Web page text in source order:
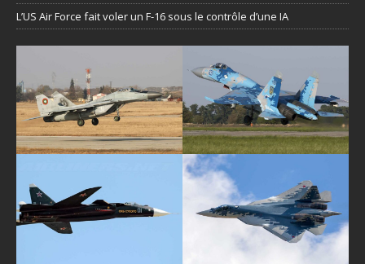
L’US Air Force fait voler un F-16 sous le contrôle d’une IA